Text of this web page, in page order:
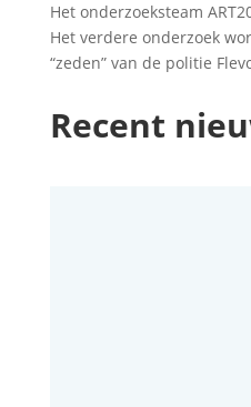
Het onderzoeksteam
Het verdere onderzoek
“zeden” van de politie
Recent